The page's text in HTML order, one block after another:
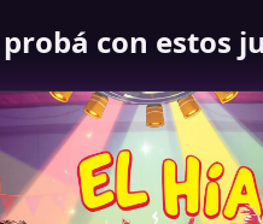
probá con estos